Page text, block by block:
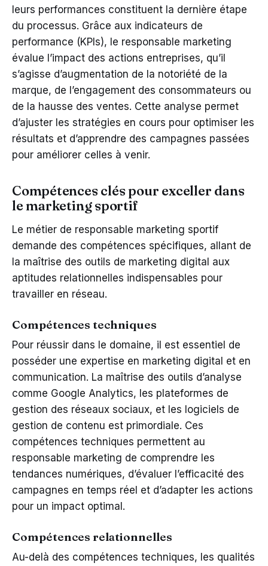
leurs performances constituent la dernière étape
du processus. Grâce aux indicateurs de
performance (KPIs), le responsable marketing
évalue l’impact des actions entreprises, qu’il
s’agisse d’augmentation de la notoriété de la
marque, de l’engagement des consommateurs ou
de la hausse des ventes. Cette analyse permet
d’ajuster les stratégies en cours pour optimiser les
résultats et d’apprendre des campagnes passées
pour améliorer celles à venir.
Compétences clés pour exceller dans
le marketing sportif
Le métier de responsable marketing sportif
demande des compétences spécifiques, allant de
la maîtrise des outils de marketing digital aux
aptitudes relationnelles indispensables pour
travailler en réseau.
Compétences techniques
Pour réussir dans le domaine, il est essentiel de
posséder une expertise en marketing digital et en
communication. La maîtrise des outils d’analyse
comme Google Analytics, les plateformes de
gestion des réseaux sociaux, et les logiciels de
gestion de contenu est primordiale. Ces
compétences techniques permettent au
responsable marketing de comprendre les
tendances numériques, d’évaluer l’efficacité des
campagnes en temps réel et d’adapter les actions
pour un impact optimal.
Compétences relationnelles
Au-delà des compétences techniques, les qualités